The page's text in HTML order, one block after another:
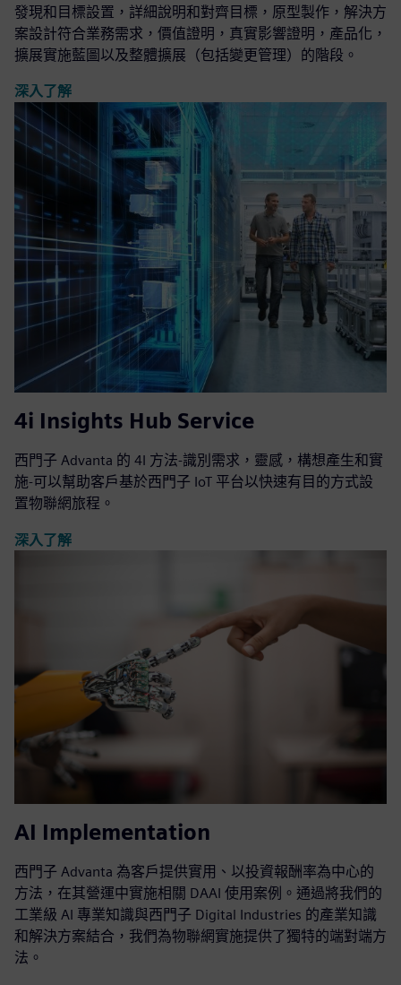
發現和目標設置，詳細說明和對齊目標，原型製作，解決方
案設計符合業務需求，價值證明，真實影響證明，產品化，
擴展實施藍圖以及整體擴展（包括變更管理）的階段。
深入了解
4i Insights Hub Service
西門子 Advanta 的 4I 方法-識別需求，靈感，構想產生和實
施-可以幫助客戶基於西門子 IoT 平台以快速有目的方式設
置物聯網旅程。
深入了解
AI Implementation
西門子 Advanta 為客戶提供實用、以投資報酬率為中心的
方法，在其營運中實施相關 DAAI 使用案例。通過將我們的
工業級 AI 專業知識與西門子 Digital Industries 的產業知識
和解決方案結合，我們為物聯網實施提供了獨特的端對端方
法。